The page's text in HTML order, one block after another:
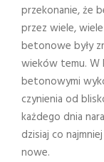
przekonanie, że
przez wiele,
betonowe były
wieków temu. W
betonowymi
czynienia od
każdego dnia
dzisiaj co
nowe.